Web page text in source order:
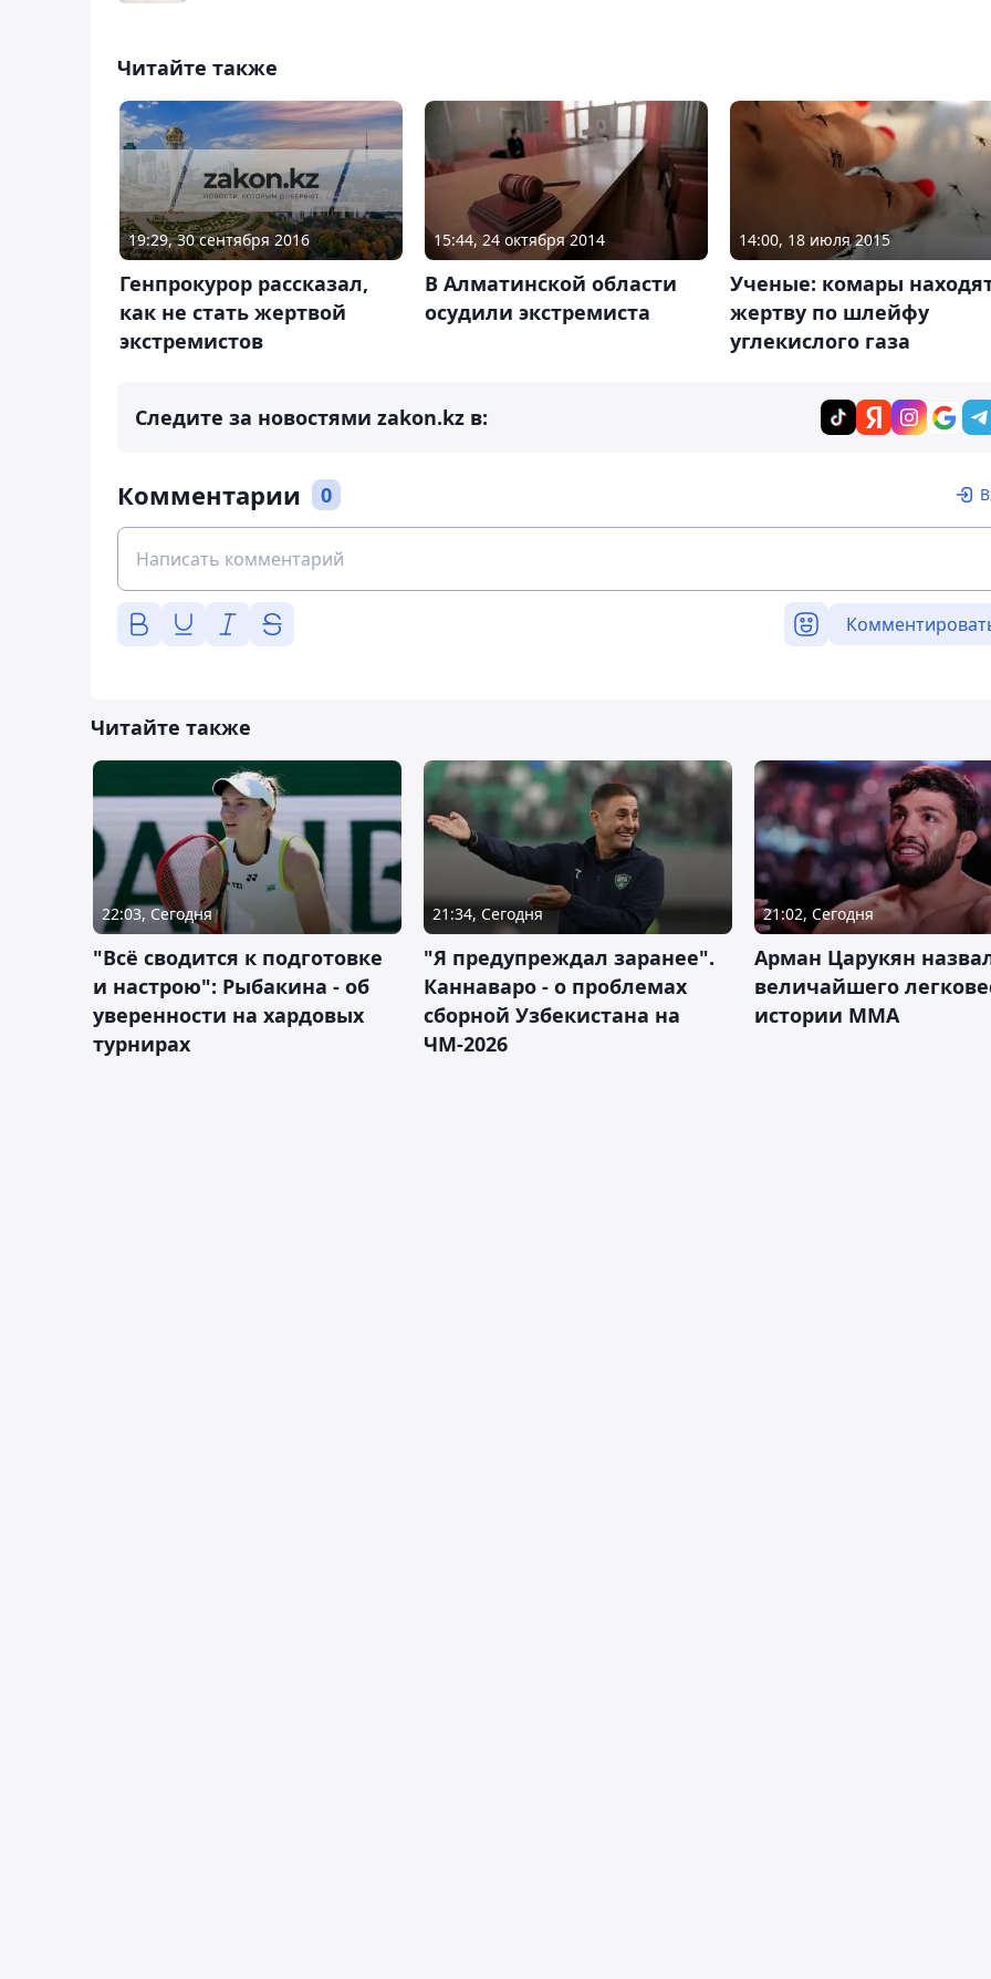
Читайте также
19:29, 30 сентября 2016
Генпрокурор рассказал,
как не стать жертвой
экстремистов
15:44, 24 октября 2014
В Алматинской области
осудили экстремиста
14:00, 18 июля 2015
Ученые: комары
жертву по шлейфу
углекислого газа
Следите за новостями zakon.kz в:
Комментарии 0
Читайте также
22:03, Сегодня
"Всё сводится к подготовке
и настрою": Рыбакина - об
уверенности на хардовых
турнирах
21:34, Сегодня
"Я предупреждал заранее".
Каннаваро - о проблемах
сборной Узбекистана на
ЧМ-2026
21:02, Сегодня
Арман Царукян
величайшего
истории ММА